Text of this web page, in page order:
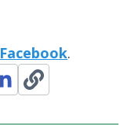
Facebook.